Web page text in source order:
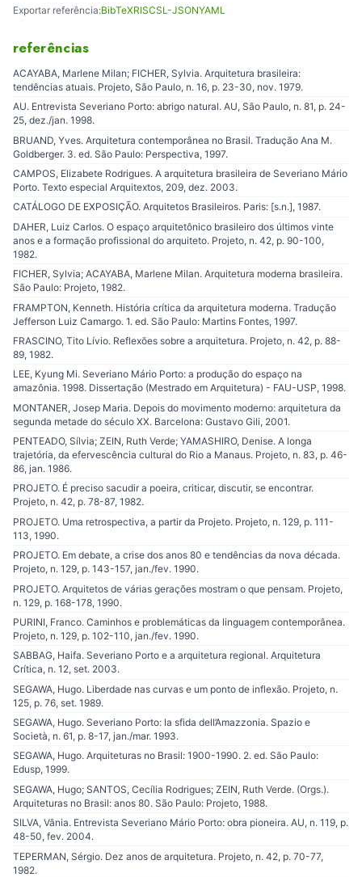
Exportar referência:BibTeXRISCSL-JSONYAML
referências
ACAYABA, Marlene Milan; FICHER, Sylvia. Arquitetura brasileira:
tendências atuais. Projeto, São Paulo, n. 16, p. 23-30, nov. 1979.
AU. Entrevista Severiano Porto: abrigo natural. AU, São Paulo, n. 81, p. 24-
25, dez./jan. 1998.
BRUAND, Yves. Arquitetura contemporânea no Brasil. Tradução Ana M.
Goldberger. 3. ed. São Paulo: Perspectiva, 1997.
CAMPOS, Elizabete Rodrigues. A arquitetura brasileira de Severiano Mário
Porto. Texto especial Arquitextos, 209, dez. 2003.
CATÁLOGO DE EXPOSIÇÃO. Arquitetos Brasileiros. Paris: [s.n.], 1987.
DAHER, Luiz Carlos. O espaço arquitetônico brasileiro dos últimos vinte
anos e a formação profissional do arquiteto. Projeto, n. 42, p. 90-100,
1982.
FICHER, Sylvia; ACAYABA, Marlene Milan. Arquitetura moderna brasileira.
São Paulo: Projeto, 1982.
FRAMPTON, Kenneth. História crítica da arquitetura moderna. Tradução
Jefferson Luiz Camargo. 1. ed. São Paulo: Martins Fontes, 1997.
FRASCINO, Tito Lívio. Reflexões sobre a arquitetura. Projeto, n. 42, p. 88-
89, 1982.
LEE, Kyung Mi. Severiano Mário Porto: a produção do espaço na
amazônia. 1998. Dissertação (Mestrado em Arquitetura) - FAU-USP, 1998.
MONTANER, Josep Maria. Depois do movimento moderno: arquitetura da
segunda metade do século XX. Barcelona: Gustavo Gili, 2001.
PENTEADO, Sílvia; ZEIN, Ruth Verde; YAMASHIRO, Denise. A longa
trajetória, da efervescência cultural do Rio a Manaus. Projeto, n. 83, p. 46-
86, jan. 1986.
PROJETO. É preciso sacudir a poeira, criticar, discutir, se encontrar.
Projeto, n. 42, p. 78-87, 1982.
PROJETO. Uma retrospectiva, a partir da Projeto. Projeto, n. 129, p. 111-
113, 1990.
PROJETO. Em debate, a crise dos anos 80 e tendências da nova década.
Projeto, n. 129, p. 143-157, jan./fev. 1990.
PROJETO. Arquitetos de várias gerações mostram o que pensam. Projeto,
n. 129, p. 168-178, 1990.
PURINI, Franco. Caminhos e problemáticas da linguagem contemporânea.
Projeto, n. 129, p. 102-110, jan./fev. 1990.
SABBAG, Haifa. Severiano Porto e a arquitetura regional. Arquitetura
Crítica, n. 12, set. 2003.
SEGAWA, Hugo. Liberdade nas curvas e um ponto de inflexão. Projeto, n.
125, p. 76, set. 1989.
SEGAWA, Hugo. Severiano Porto: la sfida dell’Amazzonia. Spazio e
Società, n. 61, p. 8-17, jan./mar. 1993.
SEGAWA, Hugo. Arquiteturas no Brasil: 1900-1990. 2. ed. São Paulo:
Edusp, 1999.
SEGAWA, Hugo; SANTOS, Cecília Rodrigues; ZEIN, Ruth Verde. (Orgs.).
Arquiteturas no Brasil: anos 80. São Paulo: Projeto, 1988.
SILVA, Vânia. Entrevista Severiano Mário Porto: obra pioneira. AU, n. 119, p.
48-50, fev. 2004.
TEPERMAN, Sérgio. Dez anos de arquitetura. Projeto, n. 42, p. 70-77,
1982.